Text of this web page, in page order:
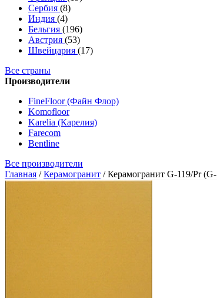
Сербия (8)
Индия (4)
Бельгия (196)
Австрия (53)
Швейцария (17)
Все страны
Производители
FineFloor (Файн Флор)
Komofloor
Karelia (Карелия)
Farecom
Bentline
Все производители
Главная /Керамогранит /Керамогранит G-119/Pr